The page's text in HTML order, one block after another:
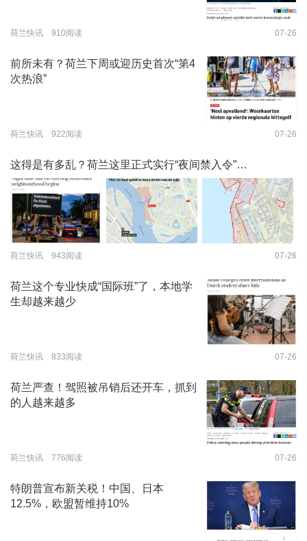
荷兰快讯 910阅读 07-26
前所未有？荷兰下周或迎历史首次“第4
次热浪”
荷兰快讯 922阅读 07-26
这得是有多乱？荷兰这里正式实行“夜间禁入令”…
荷兰快讯 943阅读 07-26
荷兰这个专业快成“国际班”了，本地学
生却越来越少
荷兰快讯 833阅读 07-26
荷兰严查！驾照被吊销后还开车，抓到
的人越来越多
荷兰快讯 776阅读 07-26
特朗普宣布新关税！中国、日本
12.5%，欧盟暂维持10%